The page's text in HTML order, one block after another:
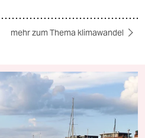
mehr zum Thema klimawandel